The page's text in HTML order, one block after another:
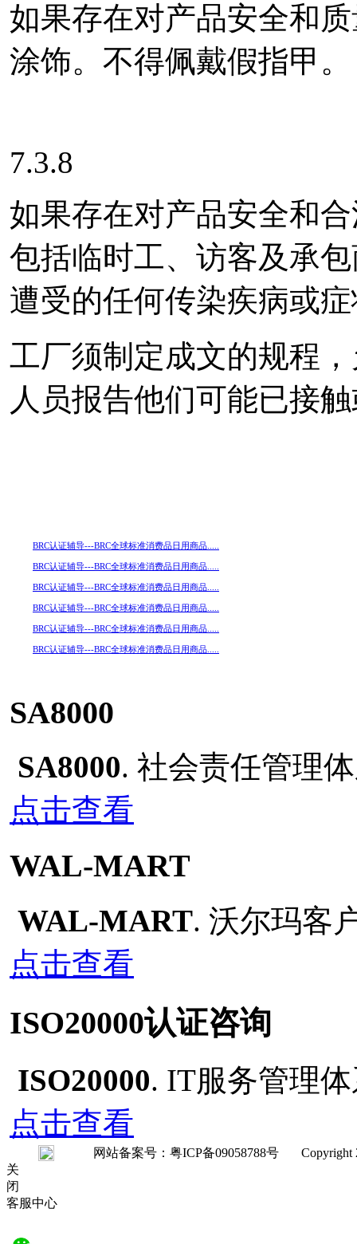
如果存在对产品安全和
涂饰。不得佩戴假指甲。
7.3.8
如果存在对产品安全和
包括临时工、访客及承
遭受的任何传染疾病或
工厂须制定成文的规程
人员报告他们可能已接
BRC认证辅导---BRC全球标准消费品日用商品.....
BRC认证辅导---BRC全球标准消费品日用商品.....
BRC认证辅导---BRC全球标准消费品日用商品.....
BRC认证辅导---BRC全球标准消费品日用商品.....
BRC认证辅导---BRC全球标准消费品日用商品.....
BRC认证辅导---BRC全球标准消费品日用商品.....
SA8000
SA8000. 社会责任管理
点击查看
WAL-MART
WAL-MART. 沃尔玛客
点击查看
ISO20000认证咨询
ISO20000. IT服务管理
点击查看
网站备案号：粤ICP备09058788号 Copyright
关
闭
客服中心